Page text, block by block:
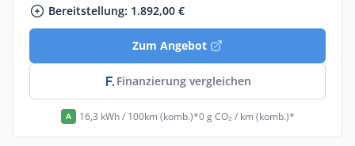
Bereitstellung: 1.892,00 €
Zum Angebot
Finanzierung vergleichen
A 16,3 kWh / 100km (komb.)*0 g CO₂ / km (komb.)*